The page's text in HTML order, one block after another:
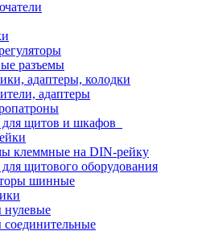
разъемы
адаптеры, колодки
адаптеры
для щитов и шкафов
клеммные на DIN-рейку
щитового оборудования
шинные